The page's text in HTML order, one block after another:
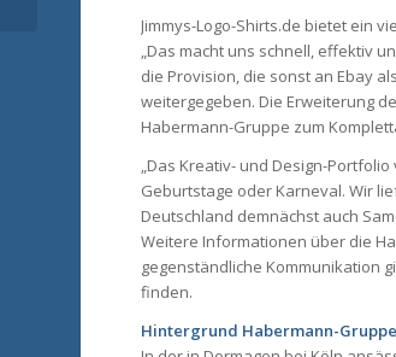
Jimmys-Logo-Shirts.de bietet ein
„Das macht uns schnell, effektiv
die Provision, die sonst an Ebay
weitergegeben. Die Erweiterung
Habermann-Gruppe zum
„Das Kreativ- und Design-
Geburtstage oder Karneval. Wir
Deutschland demnächst auch
Weitere Informationen über die
gegenständliche Kommunikation
finden.
Hintergrund Habermann-Gruppe